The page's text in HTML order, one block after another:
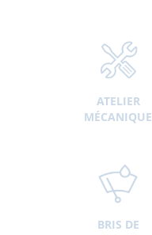
ATELIER
MÉCANIQUE
BRIS DE